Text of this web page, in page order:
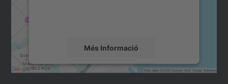
Més Informació
Accepta